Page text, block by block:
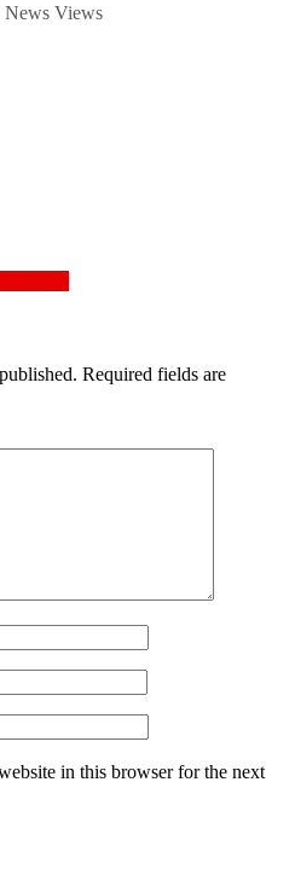
News Views
Required fields are
in this browser for the next